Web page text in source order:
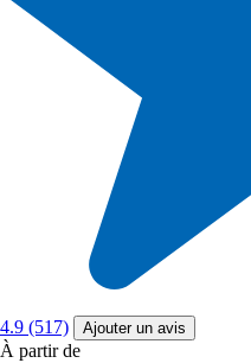
4.9 (517) Ajouter un avis
À partir de